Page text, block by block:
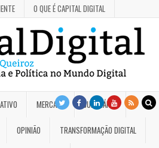
O QUE É CAPITAL DIGITAL
MERCADO JUDICIÁRIO
OPINIÃO TRANSFORMAÇÃO DIGITAL